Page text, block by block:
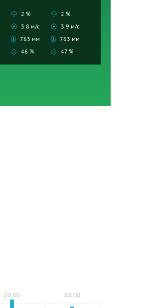
2 %
3.8 м/с
763 мм
46 %
2 %
3.9 м/с
763 мм
47 %
20:00 23:00